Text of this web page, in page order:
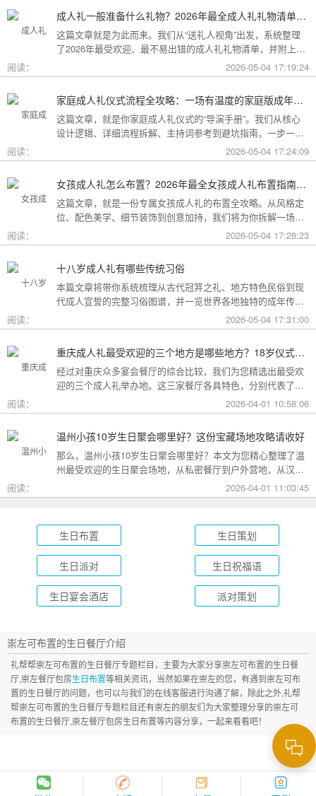
成人礼一般准备什么礼物？2026年最全成人礼礼物清单：父母、长辈、朋友一篇搞定
这篇文章就是为此而来。我们从“送礼人视角”出发，系统整理
了2026年最受欢迎、最不易出错的成人礼礼物清单，并附上挑
选逻辑和避坑指南，帮你用一份恰到好处的心意，为孩子（或
朋友）的18岁写下最温暖的注脚。
阅读： 2026-05-04 17:19:24
家庭成人礼仪式流程全攻略：一场有温度的家庭版成年加冕仪式
这篇文章，就是你家庭成人礼仪式的“导演手册”。我们从核心
设计逻辑、详细流程拆解、主持词参考到避坑指南，一步一步
帮你在家里，为18岁的孩子完成一场笑泪交织、铭记终生的成
年加冕。
阅读： 2026-05-04 17:24:09
女孩成人礼怎么布置？2026年最全女孩成人礼布置指南：从梦幻公主风到酷飒个性范，打造专属她的成年盛典
这篇文章，就是一份专属女孩成人礼的布置全攻略。从风格定
位、配色美学、细节装饰到创意加持，我们将为你拆解一场值
得她铭记一生的成人礼，究竟该如何打造。
阅读： 2026-05-04 17:28:23
十八岁成人礼有哪些传统习俗
本篇文章将带你系统梳理从古代冠笄之礼、地方特色民俗到现
代成人宣誓的完整习俗图谱，并一览世界各地独特的成年传
阅读： 2026-05-04 17:31:00
重庆成人礼最受欢迎的三个地方是哪些地方？18岁仪式感首选这三家
经过对重庆众多宴会餐厅的综合比较，我们为您精选出最受欢
迎的三个成人礼举办地。这三家餐厅各具特色，分别代表了文
化格调、传统品质与新奇体验三个不同方向，能够满足不同家
庭的需求。
阅读： 2026-04-01 10:58:06
温州小孩10岁生日聚会哪里好？这份宝藏场地攻略请收好
那么，温州小孩10岁生日聚会哪里好？本文为您精心整理了温
州最受欢迎的生日聚会场地，从私密餐厅到户外营地，从汉服
成长礼到绿茵场派对，总有一款适合您的孩子！
阅读： 2026-04-01 11:03:45
生日布置 生日策划
生日派对 生日祝福语
生日宴会酒店 派对策划
崇左可布置的生日餐厅介绍
礼帮帮崇左可布置的生日餐厅专题栏目，主要为大家分享崇左可布置的生日餐
厅,崇左餐厅包房生日布置等相关资讯，当然如果在崇左的您，有遇到崇左可布
置的生日餐厅的问题，也可以与我们的在线客服进行沟通了解，除此之外,礼帮
帮崇左可布置的生日餐厅专题栏目还有崇左的朋友们为大家整理分享的崇左可
布置的生日餐厅,崇左餐厅包房生日布置等内容分享，一起来看看吧！